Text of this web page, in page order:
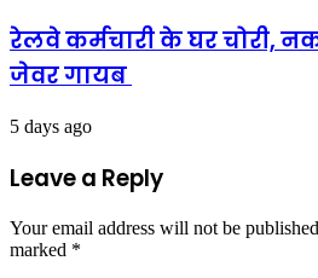
रेलवे कर्मचारी के घर चोरी,
जेवर गायब
5 days ago
Leave a Reply
Your email address will not be
marked *